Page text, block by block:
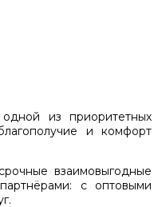
из приоритетных
и комфорт
взаимовыгодные
с оптовыми